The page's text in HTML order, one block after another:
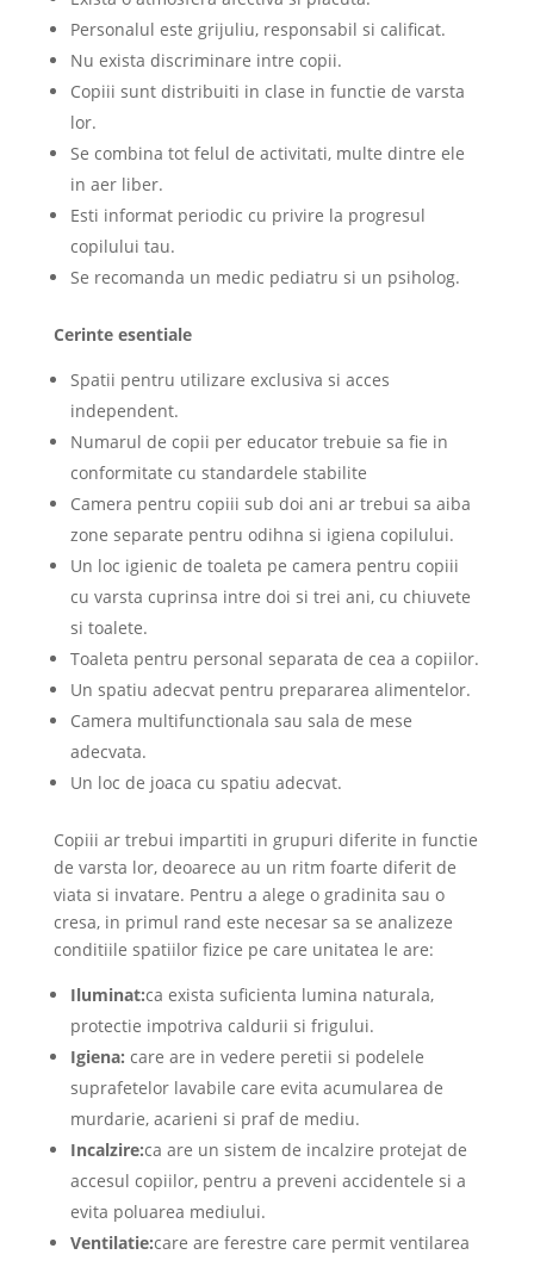
Personalul este grijuliu, responsabil si calificat.
Nu exista discriminare intre copii.
Copiii sunt distribuiti in clase in functie de varsta
lor.
Se combina tot felul de activitati, multe dintre ele
in aer liber.
Esti informat periodic cu privire la progresul
copilului tau.
Se recomanda un medic pediatru si un psiholog.
Cerinte esentiale
Spatii pentru utilizare exclusiva si acces
independent.
Numarul de copii per educator trebuie sa fie in
conformitate cu standardele stabilite
Camera pentru copiii sub doi ani ar trebui sa aiba
zone separate pentru odihna si igiena copilului.
Un loc igienic de toaleta pe camera pentru copiii
cu varsta cuprinsa intre doi si trei ani, cu chiuvete
si toalete.
Toaleta pentru personal separata de cea a copiilor.
Un spatiu adecvat pentru prepararea alimentelor.
Camera multifunctionala sau sala de mese
adecvata.
Un loc de joaca cu spatiu adecvat.
Copiii ar trebui impartiti in grupuri diferite in functie
de varsta lor, deoarece au un ritm foarte diferit de
viata si invatare. Pentru a alege o gradinita sau o
cresa, in primul rand este necesar sa se analizeze
conditiile spatiilor fizice pe care unitatea le are:
Iluminat:ca exista suficienta lumina naturala,
protectie impotriva caldurii si frigului.
Igiena: care are in vedere peretii si podelele
suprafetelor lavabile care evita acumularea de
murdarie, acarieni si praf de mediu.
Incalzire:ca are un sistem de incalzire protejat de
accesul copiilor, pentru a preveni accidentele si a
evita poluarea mediului.
Ventilatie:care are ferestre care permit ventilarea